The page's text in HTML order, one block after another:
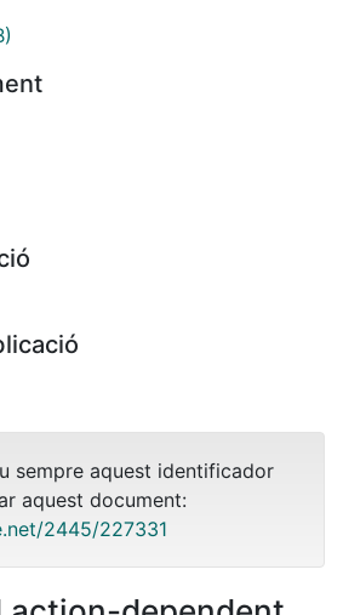
sempre aquest identificador
aquest document:
2445/227331